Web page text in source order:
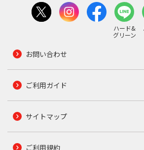
ハード&
グリーン
お問い合わせ
ご利用ガイド
サイトマップ
ご利用規約